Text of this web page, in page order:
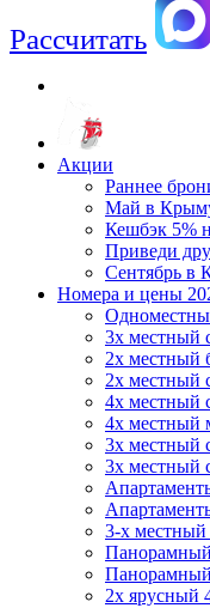
Рассчитать
Акции
Раннее
Май в
Кешбэк 5%
Приведи
Сентябрь в
Номера и цены
3х местный
2х местный
2х местный
4х местный
4х местный
3х местный
3х местный
3-х местный
2х ярусный